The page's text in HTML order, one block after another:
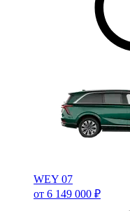
WEY 07
от 6 149 000 ₽